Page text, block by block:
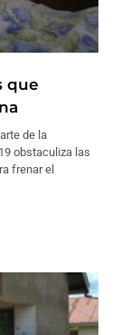
que
de la
obstaculiza las
frenar el